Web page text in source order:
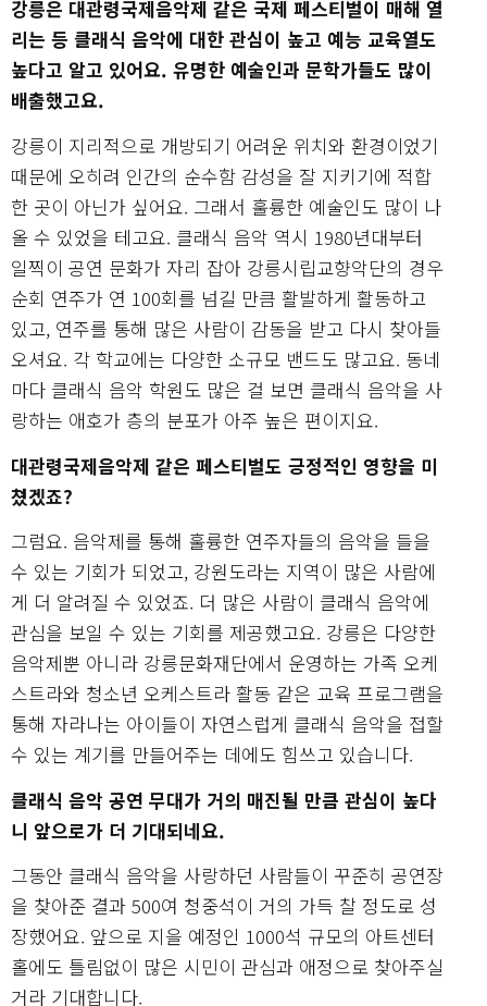
강릉은 대관령국제음악제 같은 국제 페스티벌이 매해 열
리는 등 클래식 음악에 대한 관심이 높고 예능 교육열도
높다고 알고 있어요. 유명한 예술인과 문학가들도 많이
배출했고요.
강릉이 지리적으로 개방되기 어려운 위치와 환경이었기
때문에 오히려 인간의 순수함 감성을 잘 지키기에 적합
한 곳이 아닌가 싶어요. 그래서 훌륭한 예술인도 많이 나
올 수 있었을 테고요. 클래식 음악 역시 1980년대부터
일찍이 공연 문화가 자리 잡아 강릉시립교향악단의 경우
순회 연주가 연 100회를 넘길 만큼 활발하게 활동하고
있고, 연주를 통해 많은 사람이 감동을 받고 다시 찾아들
오셔요. 각 학교에는 다양한 소규모 밴드도 많고요. 동네
마다 클래식 음악 학원도 많은 걸 보면 클래식 음악을 사
랑하는 애호가 층의 분포가 아주 높은 편이지요.
대관령국제음악제 같은 페스티벌도 긍정적인 영향을 미
쳤겠죠?
그럼요. 음악제를 통해 훌륭한 연주자들의 음악을 들을
수 있는 기회가 되었고, 강원도라는 지역이 많은 사람에
게 더 알려질 수 있었죠. 더 많은 사람이 클래식 음악에
관심을 보일 수 있는 기회를 제공했고요. 강릉은 다양한
음악제뿐 아니라 강릉문화재단에서 운영하는 가족 오케
스트라와 청소년 오케스트라 활동 같은 교육 프로그램을
통해 자라나는 아이들이 자연스럽게 클래식 음악을 접할
수 있는 계기를 만들어주는 데에도 힘쓰고 있습니다.
클래식 음악 공연 무대가 거의 매진될 만큼 관심이 높다
니 앞으로가 더 기대되네요.
그동안 클래식 음악을 사랑하던 사람들이 꾸준히 공연장
을 찾아준 결과 500여 청중석이 거의 가득 찰 정도로 성
장했어요. 앞으로 지을 예정인 1000석 규모의 아트센터
홀에도 틀림없이 많은 시민이 관심과 애정으로 찾아주실
거라 기대합니다.